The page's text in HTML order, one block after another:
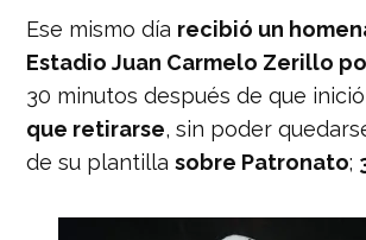
Ese mismo día recibió un
Estadio Juan Carmelo Zerillo
30 minutos después de que
que retirarse, sin poder
de su plantillasobre Patronato;